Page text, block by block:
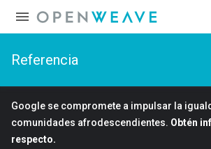
Referencia
Google se compromete a impulsar la
comunidades afrodescendientes. Obtén
respecto.